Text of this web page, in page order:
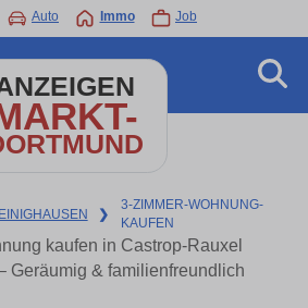
Auto Immo Job
❯
3-ZIMMER-WOHNUNG-
KAUFEN
kaufen in Castrop-Rauxel
Geräumig & familienfreundlich